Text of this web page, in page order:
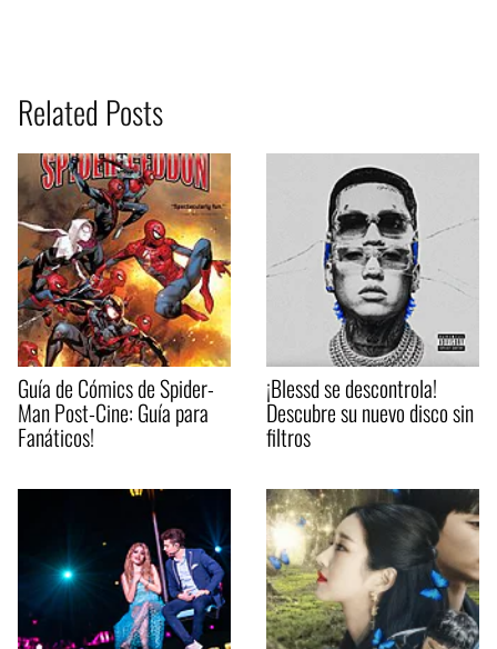
Related Posts
Guía de Cómics de Spider-
Man Post-Cine: Guía para
Fanáticos!
¡Blessd se descontrola!
Descubre su nuevo disco sin
filtros